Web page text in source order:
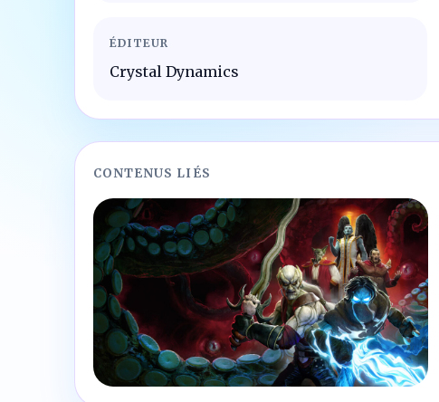
ÉDITEUR
Crystal Dynamics
CONTENUS LIÉS